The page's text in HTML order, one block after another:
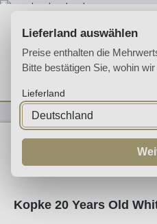
Likörweine
Kopke 20 Years Old
Lieferland auswählen
Preise enthalten die
Bitte bestätigen Sie, wohin
Lieferland